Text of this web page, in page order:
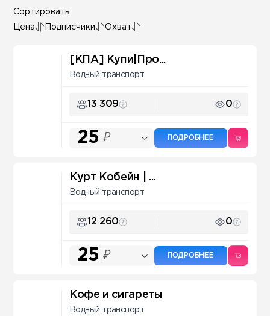
Сортировать:
Цена Подписчики Охват
[КПА] Купи|Про...
Водный транспорт
13 309 0
25 ₽ ПОДРОБНЕЕ
Курт Кобейн | ...
Водный транспорт
12 260 0
25 ₽ ПОДРОБНЕЕ
Кофе и сигареты
Водный транспорт